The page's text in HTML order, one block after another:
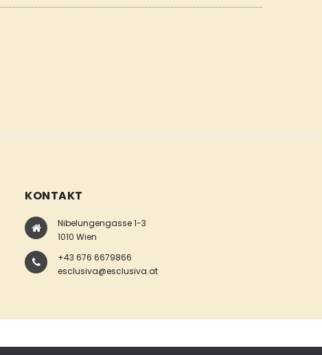
KONTAKT
Nibelungengasse 1-3
1010 Wien
+43 676 6679866
esclusiva@esclusiva.at